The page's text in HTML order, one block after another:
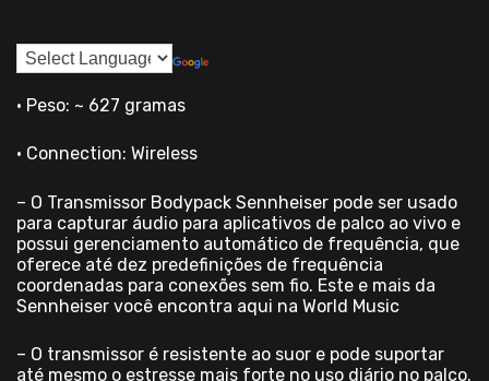
• Peso: ~ 627 gramas
• Connection: Wireless
– O Transmissor Bodypack Sennheiser pode ser usado
para capturar áudio para aplicativos de palco ao vivo e
possui gerenciamento automático de frequência, que
oferece até dez predefinições de frequência
coordenadas para conexões sem fio. Este e mais da
Sennheiser você encontra aqui na World Music
– O transmissor é resistente ao suor e pode suportar
até mesmo o estresse mais forte no uso diário no palco.